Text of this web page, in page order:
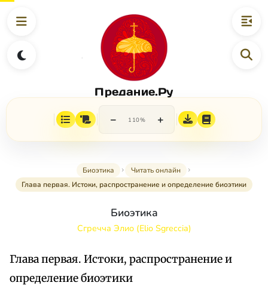
Предание.Ру
− 110% +
Биоэтика
Читать онлайн
Глава первая. Истоки, распространение и определение биоэтики
Биоэтика
Сгречча Элио (Elio Sgreccia)
Глава первая. Истоки, распространение и
определение биоэтики